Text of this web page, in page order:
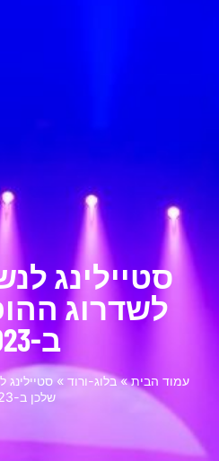
סטיילינג
לשדרוג
ב-2023
עמוד הבית»בלוג-ורוד»
שלכן ב-2023